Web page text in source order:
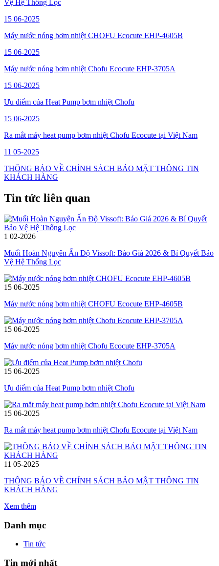
Vệ Hệ Thống Lọc
15 06-2025
Máy nước nóng bơm nhiệt CHOFU Ecocute EHP-4605B
15 06-2025
Máy nước nóng bơm nhiệt Chofu Ecocute EHP-3705A
15 06-2025
Ưu điểm của Heat Pump bơm nhiệt Chofu
15 06-2025
Ra mắt máy heat pump bơm nhiệt Chofu Ecocute tại Việt Nam
11 05-2025
THÔNG BÁO VỀ CHÍNH SÁCH BẢO MẬT THÔNG TIN
KHÁCH HÀNG
Tin tức liên quan
1 02-2026
Muối Hoàn Nguyên Ấn Độ Vissoft: Báo Giá 2026 & Bí Quyết Bảo
Vệ Hệ Thống Lọc
15 06-2025
Máy nước nóng bơm nhiệt CHOFU Ecocute EHP-4605B
15 06-2025
Máy nước nóng bơm nhiệt Chofu Ecocute EHP-3705A
15 06-2025
Ưu điểm của Heat Pump bơm nhiệt Chofu
15 06-2025
Ra mắt máy heat pump bơm nhiệt Chofu Ecocute tại Việt Nam
11 05-2025
THÔNG BÁO VỀ CHÍNH SÁCH BẢO MẬT THÔNG TIN
KHÁCH HÀNG
Xem thêm
Danh mục
Tin tức
Tin mới nhất